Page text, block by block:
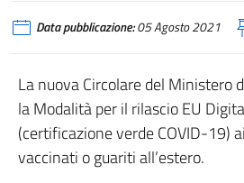
Data pubblicazione:05 Agosto 2021
La nuova Circolare del Ministero
la Modalità per il rilascio EU
(certificazione verde COVID-19)
vaccinati o guariti all’estero.